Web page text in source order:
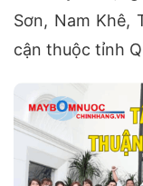
Sơn, Nam Khê,
cận thuộc tỉnh